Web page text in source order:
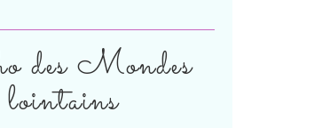
des Mondes
lointains